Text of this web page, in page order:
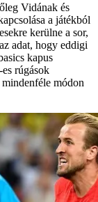
Vidának és
a játékból
kerülne a sor,
adat, hogy eddigi
kapus
rúgások
módon